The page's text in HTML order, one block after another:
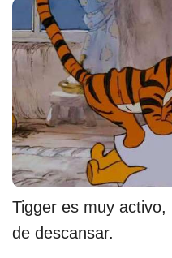
Tigger es muy
de descansar.